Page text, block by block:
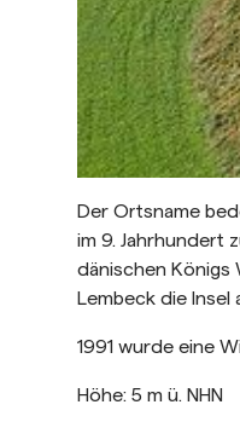
Der Ortsname
im 9. Jahrhundert
dänischen Königs
Lembeck die
1991 wurde eine
Höhe: 5 m ü. NHN